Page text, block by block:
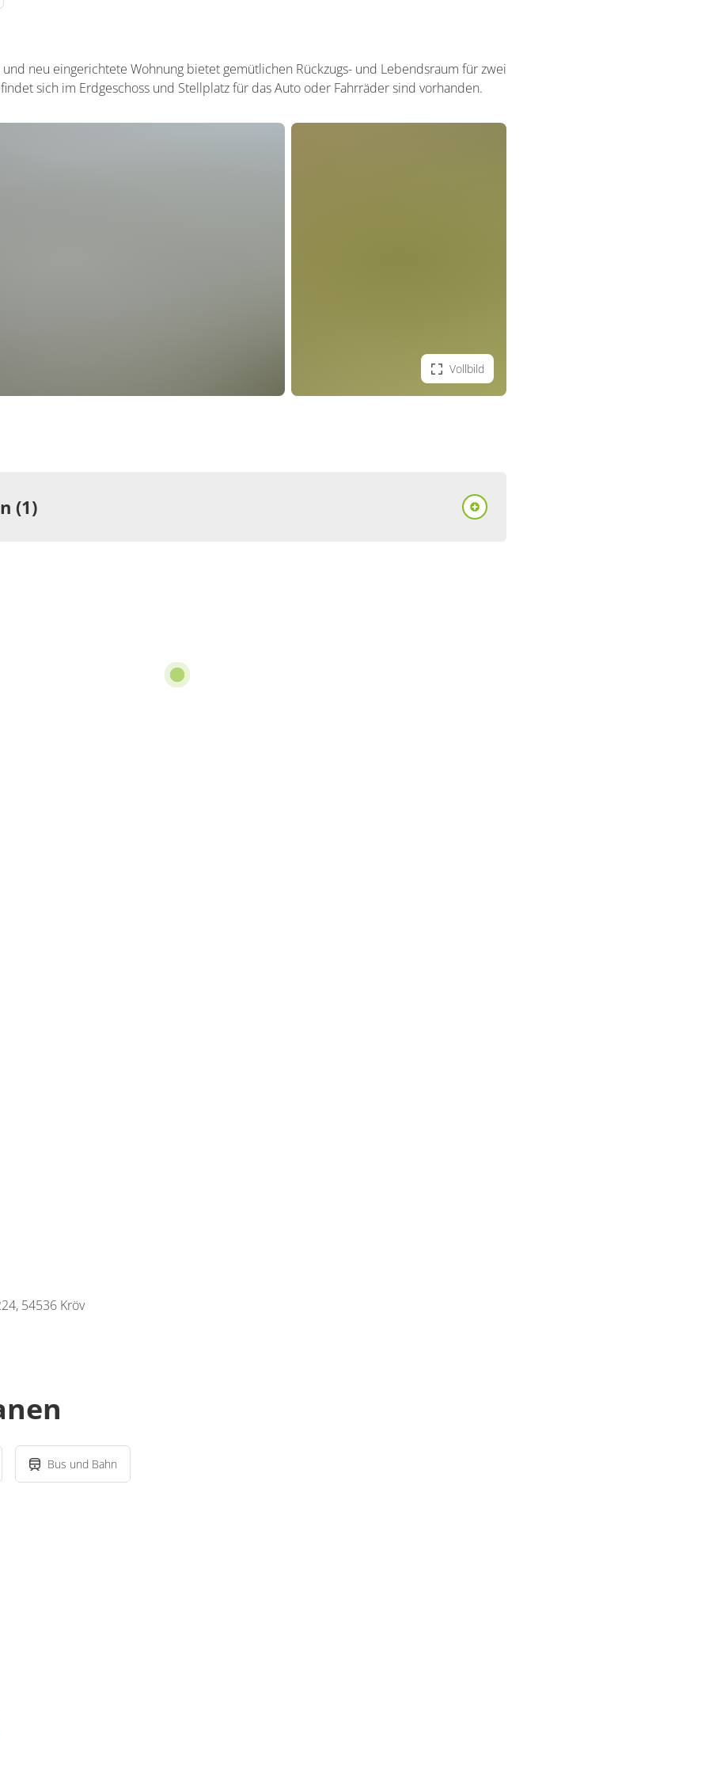
neu eingerichtete Wohnung bietet gemütlichen Rückzugs- und Lebendsraum für zwei
sich im Erdgeschoss und Stellplatz für das Auto oder Fahrräder sind vorhanden.
Vollbild
(1)
54536 Kröv
Bus und Bahn